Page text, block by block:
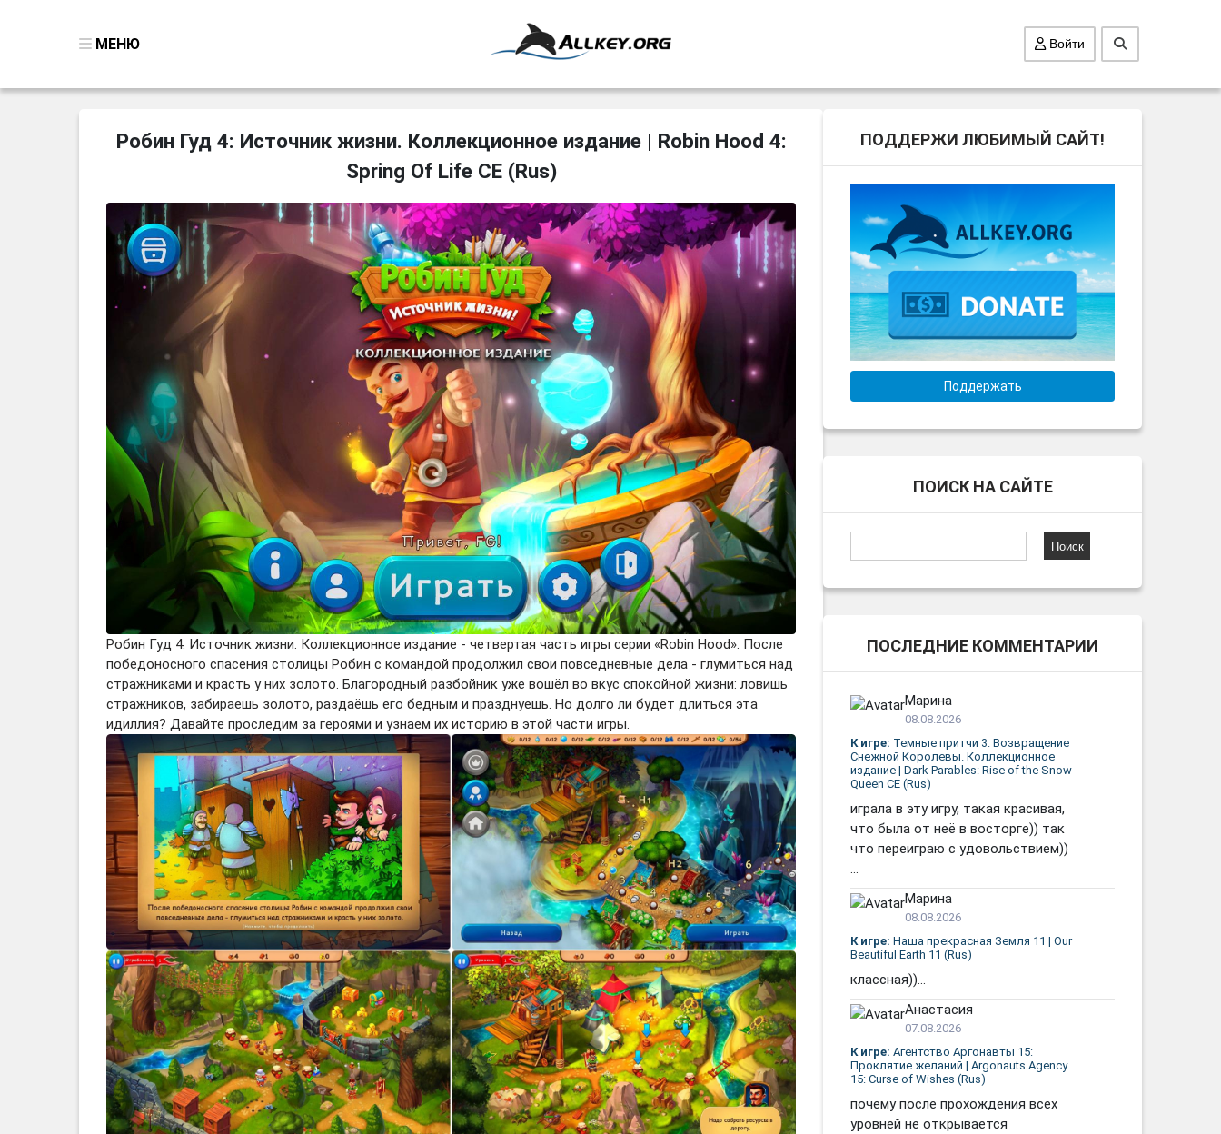
МЕНЮ
ПОИСК ПРЕДМЕТОВ
ТРИ-В-РЯД
СТРАТЕГИИ
СТРЕЛЯЛКИ
КАК СКАЧАТЬ
НОВОСТИ
Войти
Робин Гуд 4: Источник жизни. Коллекционное издание | Robin Hood 4:
Spring Of Life CE (Rus)
Робин Гуд 4: Источник жизни. Коллекционное издание - четвертая часть игры серии «Robin Hood». После
победоносного спасения столицы Робин с командой продолжил свои повседневные дела - глумиться над
стражниками и красть у них золото. Благородный разбойник уже вошёл во вкус спокойной жизни: ловишь
стражников, забираешь золото, раздаёшь его бедным и празднуешь. Но долго ли будет длиться эта
идиллия? Давайте проследим за героями и узнаем их историю в этой части игры.
ПОДДЕРЖИ ЛЮБИМЫЙ САЙТ!
Поддержать
ПОИСК НА САЙТЕ
ПОСЛЕДНИЕ КОММЕНТАРИИ
Марина
08.08.2026
К игре: Темные притчи 3: Возвращение
Снежной Королевы. Коллекционное
издание | Dark Parables: Rise of the Snow
Queen CE (Rus)
играла в эту игру, такая красивая,
что была от неё в восторге)) так
что переиграю с удовольствием))
...
Марина
08.08.2026
К игре: Наша прекрасная Земля 11 | Our
Beautiful Earth 11 (Rus)
классная))...
Анастасия
07.08.2026
К игре: Агентство Аргонавты 15:
Проклятие желаний | Argonauts Agency
15: Curse of Wishes (Rus)
почему после прохождения всех
уровней не открывается